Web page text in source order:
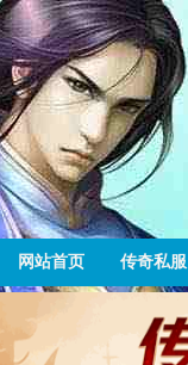
网站首页 传奇私服